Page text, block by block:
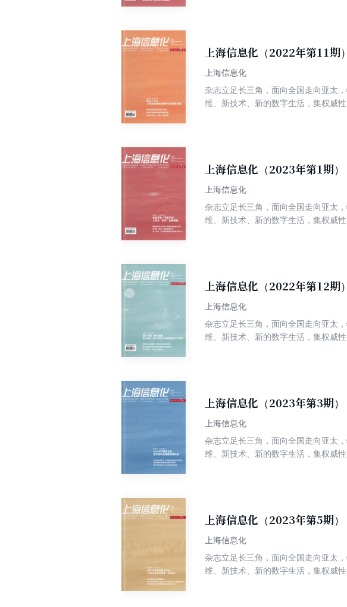
上海信息化（2022年第11期）
上海信息化
杂志立足长三角，面向全国走向亚太
维、新技术、新的数字生活，集权威
上海信息化（2023年第1期）
上海信息化
杂志立足长三角，面向全国走向亚太
维、新技术、新的数字生活，集权威
上海信息化（2022年第12期）
上海信息化
杂志立足长三角，面向全国走向亚太
维、新技术、新的数字生活，集权威
上海信息化（2023年第3期）
上海信息化
杂志立足长三角，面向全国走向亚太
维、新技术、新的数字生活，集权威
上海信息化（2023年第5期）
上海信息化
杂志立足长三角，面向全国走向亚太
维、新技术、新的数字生活，集权威